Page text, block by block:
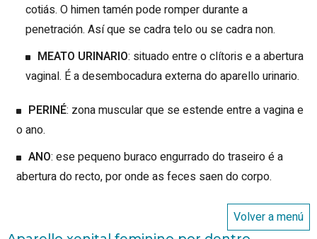
cotiás. O himen tamén pode romper durante a
penetración. Así que se cadra telo ou se cadra non.
MEATO URINARIO: situado entre o clítoris e a abertura
vaginal. É a desembocadura externa do aparello urinario.
PERINÉ: zona muscular que se estende entre a vagina e
o ano.
ANO: ese pequeno buraco engurrado do traseiro é a
abertura do recto, por onde as feces saen do corpo.
Volver a menú